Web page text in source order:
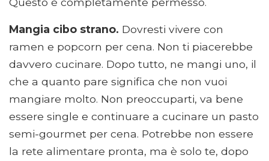
Mangia cibo strano. Dovresti vivere con
ramen e popcorn per cena. Non ti piacerebbe
davvero cucinare. Dopo tutto, ne mangi uno, il
che a quanto pare significa che non vuoi
mangiare molto. Non preoccuparti, va bene
essere single e continuare a cucinare un pasto
semi-gourmet per cena. Potrebbe non essere
la rete alimentare pronta, ma è solo te, dopo